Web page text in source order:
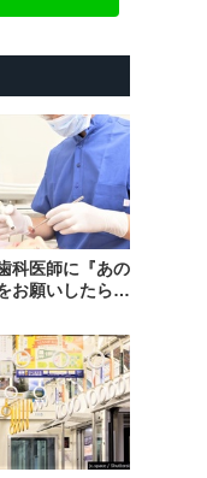
科医師に『あの
お願いしたら…